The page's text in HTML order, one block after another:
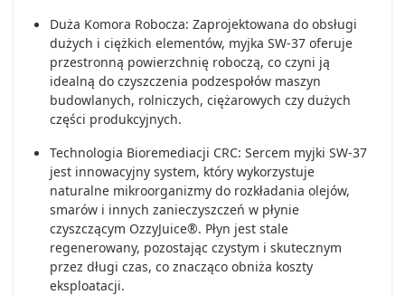
Duża Komora Robocza: Zaprojektowana do obsługi
dużych i ciężkich elementów, myjka SW-37 oferuje
przestronną powierzchnię roboczą, co czyni ją
idealną do czyszczenia podzespołów maszyn
budowlanych, rolniczych, ciężarowych czy dużych
części produkcyjnych.
Technologia Bioremediacji CRC: Sercem myjki SW-37
jest innowacyjny system, który wykorzystuje
naturalne mikroorganizmy do rozkładania olejów,
smarów i innych zanieczyszczeń w płynie
czyszczącym OzzyJuice®. Płyn jest stale
regenerowany, pozostając czystym i skutecznym
przez długi czas, co znacząco obniża koszty
eksploatacji.